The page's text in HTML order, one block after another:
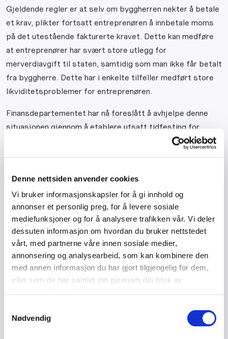
Denne nettsiden anvender cookies
Vi bruker informasjonskapsler for å gi innhold og
annonser et personlig preg, for å levere sosiale
mediefunksjoner og for å analysere trafikken vår. Vi deler
dessuten informasjon om hvordan du bruker nettstedet
vårt, med partnerne våre innen sosiale medier,
annonsering og analysearbeid, som kan kombinere den
med annen informasjon du har gjort tilgjengelig for dem,
eller som de har samlet inn gjennom din bruk av
Nødvendig
Gjeldende regler er at selv om byggherren nekter å betale
et krav, plikter fortsatt entreprenøren å innbetale moms
på det utestående fakturerte kravet. Dette kan medføre
at entreprenører har svært store utlegg for
merverdiavgift til staten, samtidig som man ikke får betalt
fra byggherre. Dette har i enkelte tilfeller medført store
likviditetsproblemer for entreprenøren.
Finansdepartementet har nå foreslått å avhjelpe denne
situasjonen gjennom å etablere utsatt tidfesting for
merverdiavgift for omtvistede krav med grunnlag i
skattemedlingen for den termin faktura er utstedt.
Den foreslåtte ordningen medfører at tidspunktet for
momsinnbetalingen for omtvistede krav utsettes til når
kravet er «avklart eller betalt». I praksis innebærer dette
at momsen skal innbetales når tvisten har fått sin løsning
gjennom enten avtale, i tvisteløsningsapparatet eller
gjennom innbetaling.
Dersom faktura allerede er utstedt og moms innbetalt, og
for at merverdiavgiften tilbakebetales inntil kravet er